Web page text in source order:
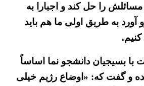
را حل کند و اجبارا به
به طریق اولی ما هم باید
با بسیجیان دانشجو نما اساساً
و گفت که: «اوضاع رژیم خیلی